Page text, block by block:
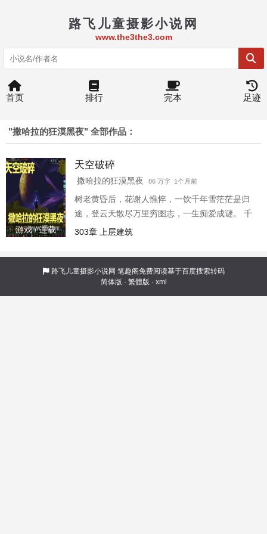
路飞儿童摄影小说网
www.the3the3.com
首页 排行 完本 足迹
"撒哈拉的狂漠黑夜" 全部作品：
游戏 / 连载
天空破碎
撒哈拉的狂漠黑夜 86 万字 1个月前
树老黄昏后，花谢人憔悴，一饮千年雪茫茫是归
途，登云天散尽万里穷图志，一生痴爱成谜。 千
年一梦醉，万世已沧桑，我在无尽的虚空默默等
下孤独的伪装，为你隐去嗜血的埋名，无尽征
程！ 一世清平怎敢误君入繁华三千世界……本以
为心不在生恸怎知宿命难懂！ 吹灯笔记铁粉，不
一样的历险，一个石器考古工作者的惊天逆险，
303章 上层建筑
路飞儿童摄影小说网 笔趣阁免费阅读基于百度搜索转码
简体版 · 繁體版 · xml